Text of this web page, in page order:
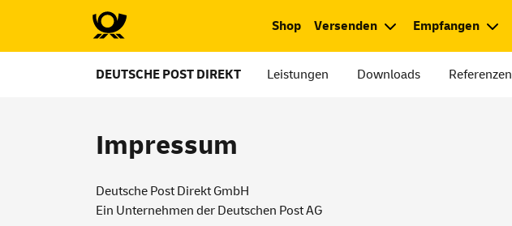
Shop Versenden Empfangen
DEUTSCHE POST DIREKT Leistungen Downloads Referenzen
Impressum
Deutsche Post Direkt GmbH
Ein Unternehmen der Deutschen Post AG